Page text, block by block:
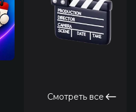
Смотреть все